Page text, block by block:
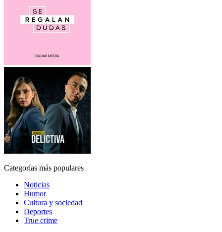
Categorías más populares
Noticias
Humor
Cultura y sociedad
Deportes
True crime